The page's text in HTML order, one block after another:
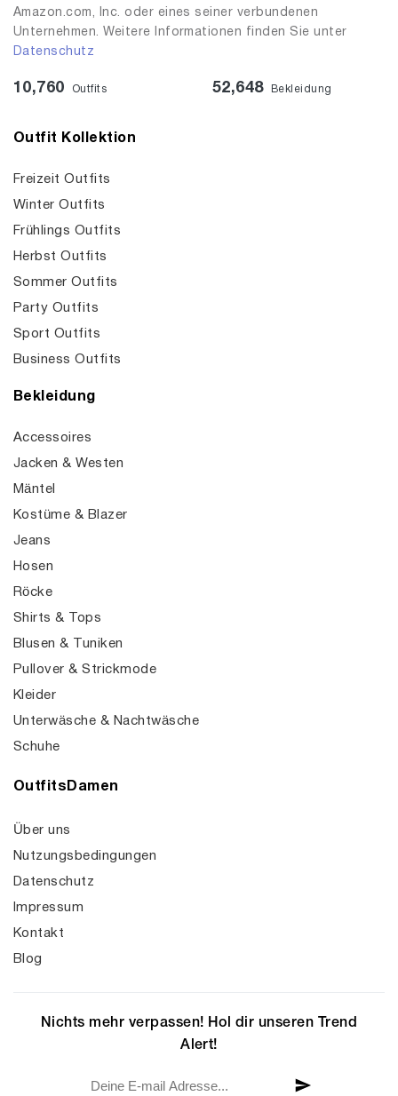
Amazon.com, Inc. oder eines seiner verbundenen
Unternehmen. Weitere Informationen finden Sie unter
Datenschutz
10,760 Outfits 52,648 Bekleidung
Outfit Kollektion
Freizeit Outfits
Winter Outfits
Frühlings Outfits
Herbst Outfits
Sommer Outfits
Party Outfits
Sport Outfits
Business Outfits
Bekleidung
Accessoires
Jacken & Westen
Mäntel
Kostüme & Blazer
Jeans
Hosen
Röcke
Shirts & Tops
Blusen & Tuniken
Pullover & Strickmode
Kleider
Unterwäsche & Nachtwäsche
Schuhe
OutfitsDamen
Über uns
Nutzungsbedingungen
Datenschutz
Impressum
Kontakt
Blog
Nichts mehr verpassen! Hol dir unseren Trend
Alert!